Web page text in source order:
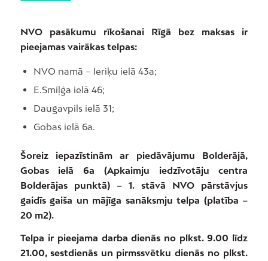
NVO pasākumu rīkošanai Rīgā bez maksas ir
pieejamas vairākas telpas:
NVO namā – Ieriķu ielā 43a;
E.Smiļģa ielā 46;
Daugavpils ielā 31;
Gobas ielā 6a.
Šoreiz iepazīstinām ar piedāvājumu Bolderājā,
Gobas ielā 6a (Apkaimju iedzīvotāju centra
Bolderājas punktā) – 1. stāvā NVO pārstāvjus
gaidīs gaiša un mājīga sanāksmju telpa (platība –
20 m2).
Telpa ir pieejama darba dienās no plkst. 9.00 līdz
21.00, sestdienās un pirmssvētku dienās no plkst.